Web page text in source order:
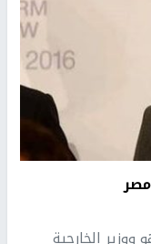
ووزير الخارجية